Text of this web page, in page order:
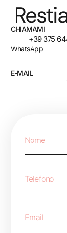
CHIAMAMI
+39 375
WhatsApp
E-MAIL